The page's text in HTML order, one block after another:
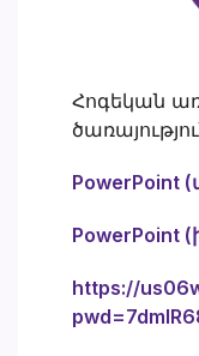
Հոգեկան
PowerPoint
PowerPoint
https://